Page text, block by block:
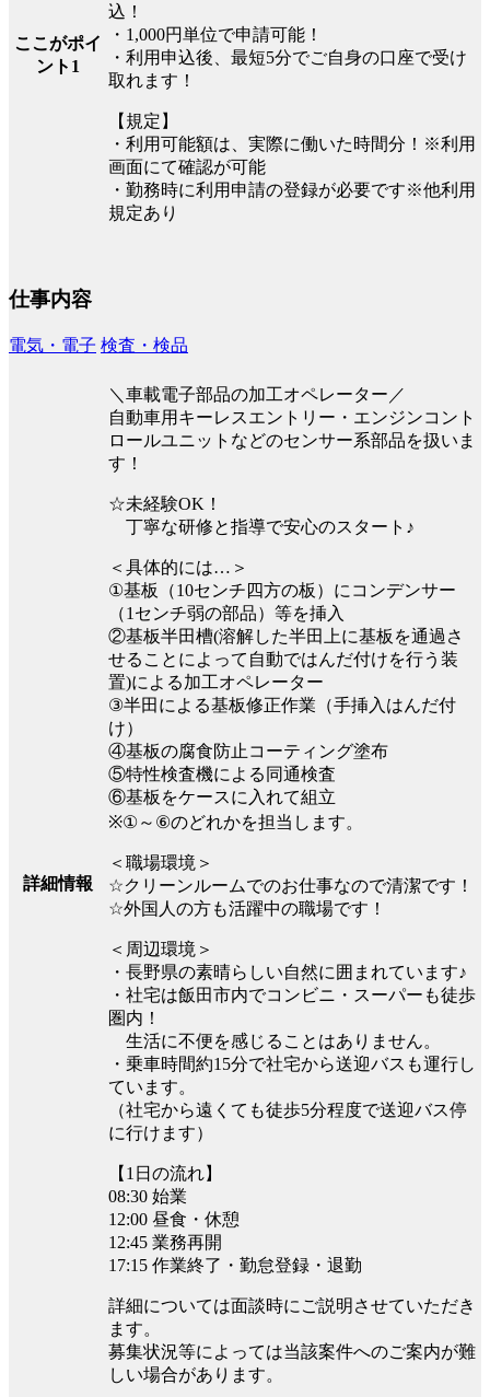
ここがポイ
ント1
込！
・1,000円単位で申請可能！
・利用申込後、最短5分でご自身の口座で受け
取れます！
【規定】
・利用可能額は、実際に働いた時間分！※利用
画面にて確認が可能
・勤務時に利用申請の登録が必要です※他利用
規定あり
仕事内容
電気・電子 検査・検品
詳細情報
＼車載電子部品の加工オペレーター／
自動車用キーレスエントリー・エンジンコント
ロールユニットなどのセンサー系部品を扱いま
す！
☆未経験OK！
丁寧な研修と指導で安心のスタート♪
＜具体的には…＞
①基板（10センチ四方の板）にコンデンサー
（1センチ弱の部品）等を挿入
②基板半田槽(溶解した半田上に基板を通過さ
せることによって自動ではんだ付けを行う装
置)による加工オペレーター
③半田による基板修正作業（手挿入はんだ付
け）
④基板の腐食防止コーティング塗布
⑤特性検査機による同通検査
⑥基板をケースに入れて組立
※①～⑥のどれかを担当します。
＜職場環境＞
☆クリーンルームでのお仕事なので清潔です！
☆外国人の方も活躍中の職場です！
＜周辺環境＞
・長野県の素晴らしい自然に囲まれています♪
・社宅は飯田市内でコンビニ・スーパーも徒歩
圏内！
生活に不便を感じることはありません。
・乗車時間約15分で社宅から送迎バスも運行し
ています。
（社宅から遠くても徒歩5分程度で送迎バス停
に行けます）
【1日の流れ】
08:30 始業
12:00 昼食・休憩
12:45 業務再開
17:15 作業終了・勤怠登録・退勤
詳細については面談時にご説明させていただき
ます。
募集状況等によっては当該案件へのご案内が難
しい場合があります。